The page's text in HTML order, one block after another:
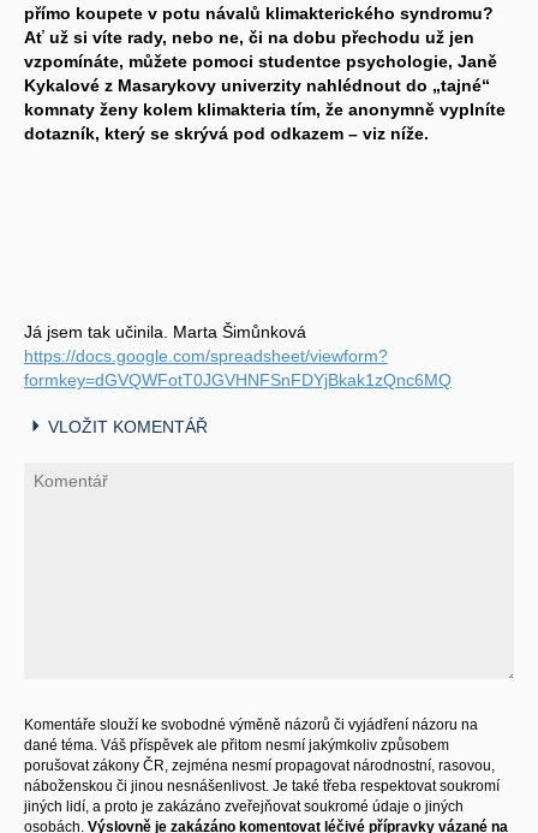
přímo koupete v potu návalů klimakterického syndromu?
Ať už si víte rady, nebo ne, či na dobu přechodu už jen
vzpomínáte, můžete pomoci studentce psychologie, Janě
Kykalové z Masarykovy univerzity nahlédnout do „tajné“
komnaty ženy kolem klimakteria tím, že anonymně vyplníte
dotazník, který se skrývá pod odkazem – viz níže.
Já jsem tak učinila. Marta Šimůnková
https://docs.google.com/spreadsheet/viewform?
formkey=dGVQWFotT0JGVHNFSnFDYjBkak1zQnc6MQ
VLOŽIT KOMENTÁŘ
Komentáře slouží ke svobodné výměně názorů či vyjádření názoru na
dané téma. Váš příspěvek ale přitom nesmí jakýmkoliv způsobem
porušovat zákony ČR, zejména nesmí propagovat národnostní, rasovou,
náboženskou či jinou nesnášenlivost. Je také třeba respektovat soukromí
jiných lidí, a proto je zakázáno zveřejňovat soukromé údaje o jiných
osobách. Výslovně je zakázáno komentovat léčivé přípravky vázané na